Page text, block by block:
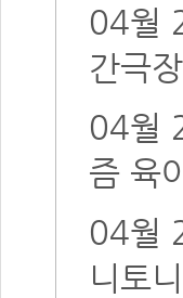
04월
간극
04월
즘 육
04월
니토